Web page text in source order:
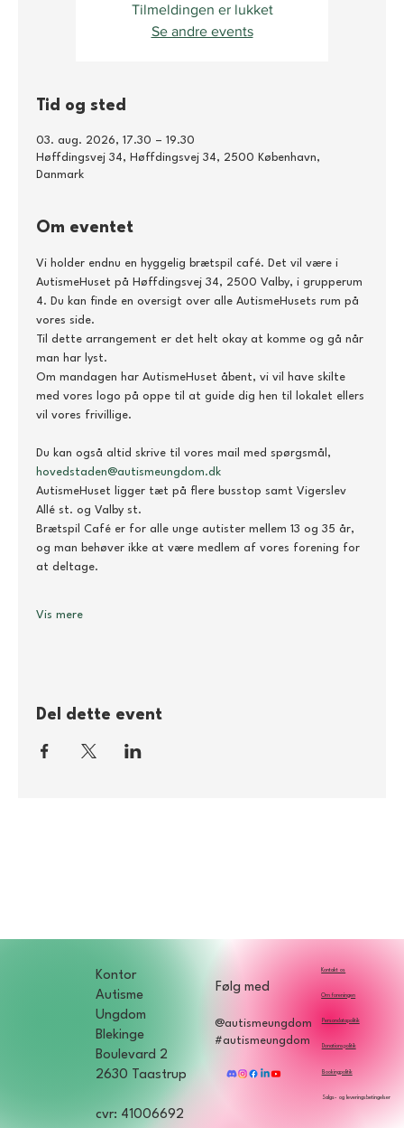
Tilmeldingen er lukket
Se andre events
Tid og sted
03. aug. 2026, 17.30 – 19.30
Høffdingsvej 34, Høffdingsvej 34, 2500 København,
Danmark
Om eventet
Vi holder endnu en hyggelig brætspil café. Det vil være i
AutismeHuset på Høffdingsvej 34, 2500 Valby, i grupperum
4. Du kan finde en oversigt over alle AutismeHusets rum på
vores side.
Til dette arrangement er det helt okay at komme og gå når
man har lyst.
Om mandagen har AutismeHuset åbent, vi vil have skilte
med vores logo på oppe til at guide dig hen til lokalet ellers
vil vores frivillige.
Du kan også altid skrive til vores mail med spørgsmål,
hovedstaden@autismeungdom.dk
AutismeHuset ligger tæt på flere busstop samt Vigerslev
Allé st. og Valby st.
Brætspil Café er for alle unge autister mellem 13 og 35 år,
og man behøver ikke at være medlem af vores forening for
at deltage.
Vis mere
Del dette event
Kontor
Autisme
Ungdom
Blekinge
Boulevard 2
2630 Taastrup
cvr: 41006692
Følg med
@autismeungdom
#autismeungdom
Kontakt os
Om foreningen
Persondatapolitik
Donationspolitik
Bookingpolitik
Salgs- og leveringsbetingelser